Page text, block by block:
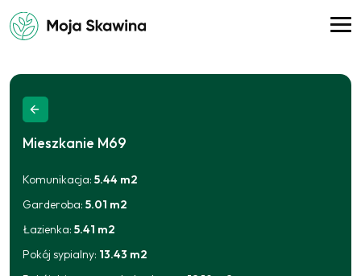
Mieszkanie M69
Komunikacja:5.44 m2
Garderoba:5.01 m2
Łazienka:5.41 m2
Pokój sypialny: 13.43 m2